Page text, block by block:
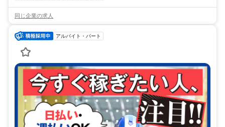
同じ企業の求人
アルバイト・パート